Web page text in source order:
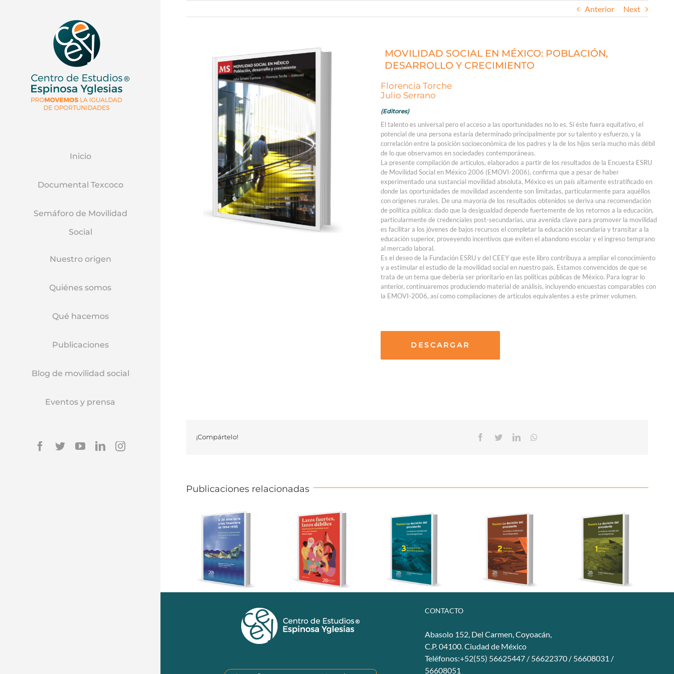
Inicio
Documental Texcoco
Semáforo de Movilidad
Social
Nuestro origen
Quiénes somos
Qué hacemos
Publicaciones
Blog de movilidad social
Eventos y prensa
Facebook
TwitterYouTubeLinkedinInstagram
Anterior Next
MOVILIDAD SOCIAL EN MÉXICO: POBLACIÓN,
DESARROLLO Y CRECIMIENTO
Florencia Torche
Julio Serrano
(Editores)
El talento es universal pero el acceso a las oportunidades no lo es. Si éste fuera equitativo, el
potencial de una persona estaría determinado principalmente por su talento y esfuerzo, y la
correlación entre la posición socioeconómica de los padres y la de los hijos sería mucho más débil
de lo que observamos en sociedades contemporáneas.
La presente compilación de artículos, elaborados a partir de los resultados de la Encuesta ESRU
de Movilidad Social en México 2006 (EMOVI-2006), confirma que a pesar de haber
experimentado una sustancial movilidad absoluta, México es un país altamente estratificado en
donde las oportunidades de movilidad ascendente son limitadas, particularmente para aquéllos
con orígenes rurales. De una mayoría de los resultados obtenidos se deriva una recomendación
de política pública: dado que la desigualdad depende fuertemente de los retornos a la educación,
particularmente de credenciales post-secundarias, una avenida clave para promover la movilidad
es facilitar a los jóvenes de bajos recursos el completar la educación secundaria y transitar a la
educación superior, proveyendo incentivos que eviten el abandono escolar y el ingreso temprano
al mercado laboral.
Es el deseo de la Fundación ESRU y del CEEY que este libro contribuya a ampliar el conocimiento
y a estimular el estudio de la movilidad social en nuestro país. Estamos convencidos de que se
trata de un tema que debería ser prioritario en las políticas públicas de México. Para lograr lo
anterior, continuaremos produciendo material de análisis, incluyendo encuestas comparables con
la EMOVI-2006, así como compilaciones de artículos equivalentes a este primer volumen.
DESCARGAR
¡Compártelo! Facebook
TwitterLinkedin
Publicaciones relacionadas
CONTACTO
Abasolo 152, Del Carmen, Coyoacán,
C.P. 04100. Ciudad de México
Teléfonos:+52(55) 56625447 / 56622370 / 56608031 /
56608051